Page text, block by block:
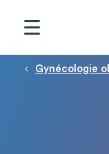
Fil d'Ariane
Gynécologie
Panneau de